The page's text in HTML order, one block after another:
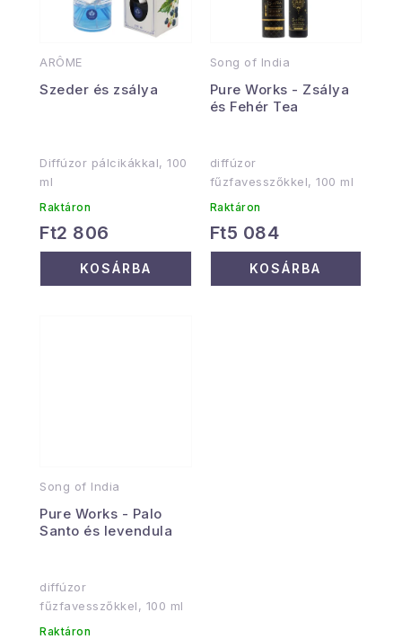
ARÔME
Szeder és zsálya
Diffúzor pálcikákkal, 100
ml
Raktáron
Ft2 806
KOSÁRBA
Song of India
Pure Works - Zsálya
és Fehér Tea
diffúzor
fűzfavesszőkkel, 100 ml
Raktáron
Ft5 084
KOSÁRBA
Song of India
Pure Works - Palo
Santo és levendula
diffúzor
fűzfavesszőkkel, 100 ml
Raktáron